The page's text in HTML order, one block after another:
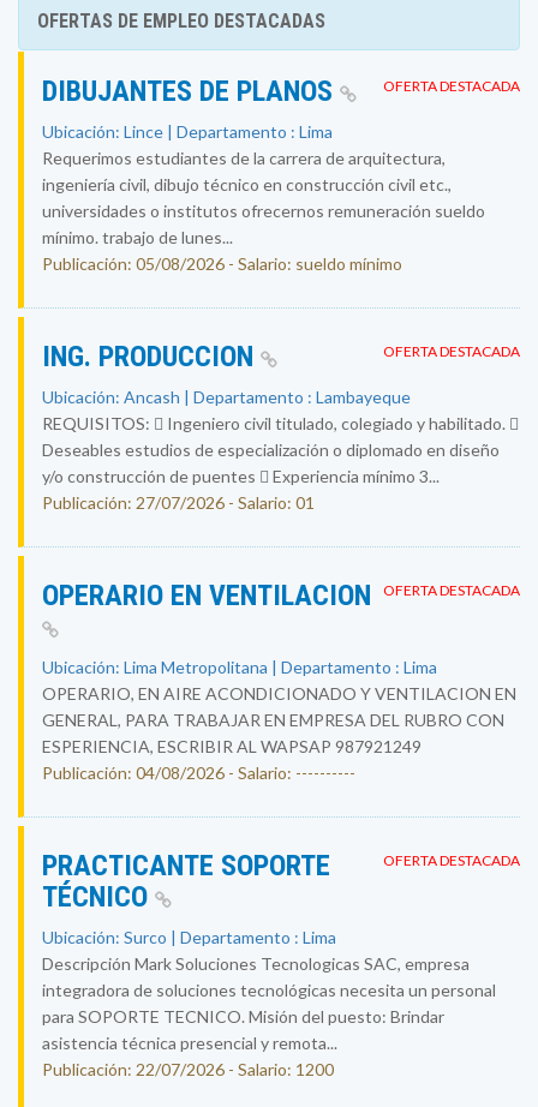
OFERTAS DE EMPLEO DESTACADAS
OFERTA DESTACADA
DIBUJANTES DE PLANOS
Ubicación: Lince | Departamento : Lima
Requerimos estudiantes de la carrera de arquitectura,
ingeniería civil, dibujo técnico en construcción civil etc.,
universidades o institutos ofrecernos remuneración sueldo
mínimo. trabajo de lunes...
Publicación: 05/08/2026 - Salario: sueldo mínimo
OFERTA DESTACADA
ING. PRODUCCION
Ubicación: Ancash | Departamento : Lambayeque
REQUISITOS:  Ingeniero civil titulado, colegiado y habilitado. 
Deseables estudios de especialización o diplomado en diseño
y/o construcción de puentes  Experiencia mínimo 3...
Publicación: 27/07/2026 - Salario: 01
OFERTA DESTACADA
OPERARIO EN VENTILACION
Ubicación: Lima Metropolitana | Departamento : Lima
OPERARIO, EN AIRE ACONDICIONADO Y VENTILACION EN
GENERAL, PARA TRABAJAR EN EMPRESA DEL RUBRO CON
ESPERIENCIA, ESCRIBIR AL WAPSAP 987921249
Publicación: 04/08/2026 - Salario: ----------
OFERTA DESTACADA
PRACTICANTE SOPORTE
TÉCNICO
Ubicación: Surco | Departamento : Lima
Descripción Mark Soluciones Tecnologicas SAC, empresa
integradora de soluciones tecnológicas necesita un personal
para SOPORTE TECNICO. Misión del puesto: Brindar
asistencia técnica presencial y remota...
Publicación: 22/07/2026 - Salario: 1200